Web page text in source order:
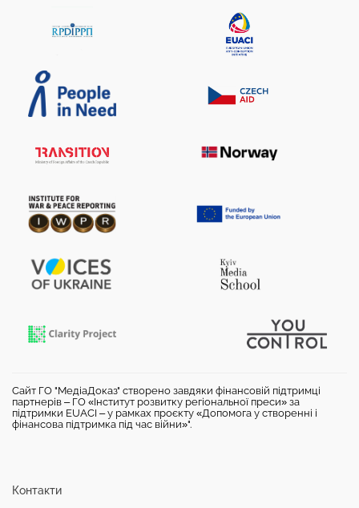
Сайт ГО "МедіаДоказ" створено завдяки фінансовій підтримці
партнерів – ГО «Інститут розвитку регіональної преси» за
підтримки EUACI – у рамках проєкту «Допомога у створенні і
фінансова підтримка під час війни»".
Контакти